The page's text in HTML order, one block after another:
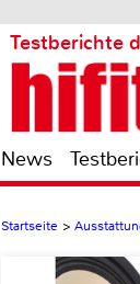
Testberichte
News
Startseite >